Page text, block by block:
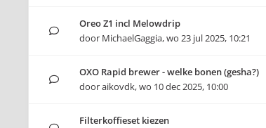
Oreo Z1 incl Melowdrip
door MichaelGaggia,wo 23 jul 2025, 10:21
OXO Rapid brewer - welke bonen (gesha?)
dooraikovdk,wo 10 dec 2025, 10:00
Filterkoffieset kiezen